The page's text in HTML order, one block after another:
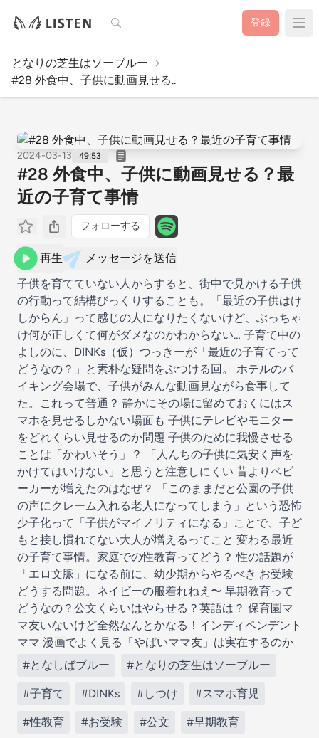
検索 登録
となりの芝生はソーブルー
#28 外食中、子供に動画見せる..
2024-03-13 49:53
#28 外食中、子供に動画見せる？最
近の子育て事情
フォローする
再生
メッセージを送信
子供を育てていない人からすると、街中で見かける子供
の行動って結構びっくりすることも。「最近の子供はけ
しからん」って感じの人になりたくないけど、ぶっちゃ
け何が正しくて何がダメなのかわからない… 子育て中の
よしのに、DINKs（仮）つっきーが「最近の子育てって
どうなの？」と素朴な疑問をぶつける回。 ホテルのバ
イキング会場で、子供がみんな動画見ながら食事して
た。これって普通？ 静かにその場に留めておくにはス
マホを見せるしかない場面も 子供にテレビやモニター
をどれくらい見せるのか問題 子供のために我慢させる
ことは「かわいそう」？ 「人んちの子供に気安く声を
かけてはいけない」と思うと注意しにくい 昔よりベビ
ーカーが増えたのはなぜ？ 「このままだと公園の子供
の声にクレーム入れる老人になってしまう」という恐怖
少子化って「子供がマイノリティになる」ことで、子ど
もと接し慣れてない大人が増えるってこと 変わる最近
の子育て事情。家庭での性教育ってどう？ 性の話題が
「エロ文脈」になる前に、幼少期からやるべき お受験
どうする問題。ネイビーの服着れねえ〜 早期教育って
どうなの？公文くらいはやらせる？英語は？ 保育園マ
マ友いないけど全然なんとかなる！インディペンデント
ママ 漫画でよく見る「やばいママ友」は実在するのか
#となしばブルー
#となりの芝生はソーブルー
#子育て #DINKs #しつけ #スマホ育児
#性教育 #お受験 #公文 #早期教育